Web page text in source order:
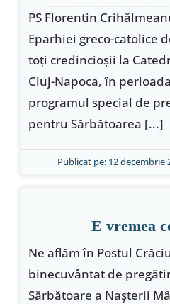
PS Florentin
Eparhiei greco-catolice
toţi credincioşii la
Cluj-Napoca, în
programul special de
pentru Sărbătoarea [...]
Publicat pe: 12 decembrie
E vremea
Ne aflăm în Postul
binecuvântat de
Sărbătoare a Naşterii